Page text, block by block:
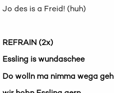
Jo des is a Freid! (huh)
REFRAIN (2x)
Essling is wundaschee
Do wolln ma nimma wega geh